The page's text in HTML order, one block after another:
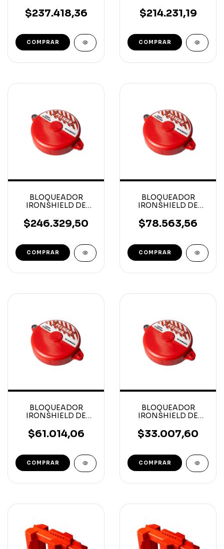
98X120X180MM
$237.418,36 $214.231,19
BLOQUEADOR
IRONSHIELD DE
$246.329,50
BLOQUEADOR
IRONSHIELD DE
1/2´´
$78.563,56
BLOQUEADOR
IRONSHIELD DE
$61.014,06
BLOQUEADOR
IRONSHIELD DE
´´
$33.007,60